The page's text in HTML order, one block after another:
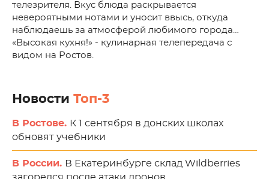
телезрителя. Вкус блюда раскрывается
невероятными нотами и уносит ввысь, откуда
наблюдаешь за атмосферой любимого города…
«Высокая кухня!» - кулинарная телепередача с
видом на Ростов.
Новости Топ-3
В Ростове. К 1 сентября в донских школах
обновят учебники
В России. В Екатеринбурге склад Wildberries